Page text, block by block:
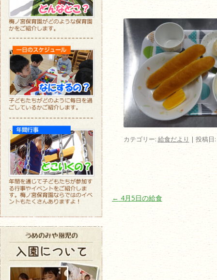
カテゴリー:給食だより | 投稿日:
投稿ナビゲーション
← 4月5日の給食